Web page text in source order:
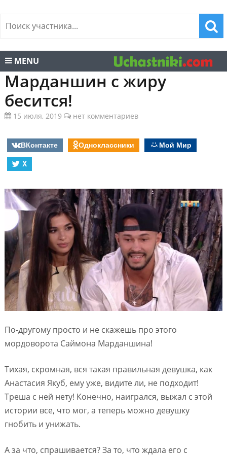
MENU
Марданшин с жиру
бесится!
15 июля, 2019 нет комментариев
ВКонтакте Одноклассники
Мой Мир
X
По-другому просто и не скажешь про этого
мордоворота Саймона Марданшина!
Тихая, скромная, вся такая правильная девушка, как
Анастасия Якуб, ему уже, видите ли, не подходит!
Треша с ней нету! Конечно, наигрался, выжал с этой
истории все, что мог, а теперь можно девушку
гнобить и унижать.
А за что, спрашивается? За то, что ждала его с